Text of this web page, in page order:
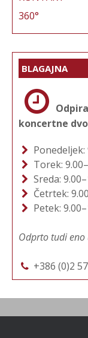
360°
BLAGAJNA
koncertne
Ponedeljek:
Torek:
Sreda:
Četrtek:
Petek:
Odprto tudi eno
+386 (0)2